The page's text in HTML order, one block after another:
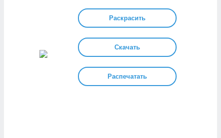
Раскрасить
Скачать
Распечатать